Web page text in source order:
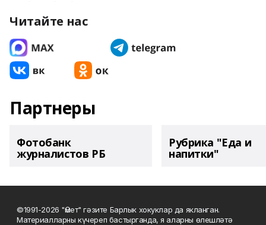
Читайте нас
Партнеры
Фотобанк
журналистов РБ
Рубрика "Еда и
напитки"
©1991-2026 "Өмет" гәзите Барлык хокуклар да якланган.
Материалларны күчереп бастырганда, я аларны өлешләтә